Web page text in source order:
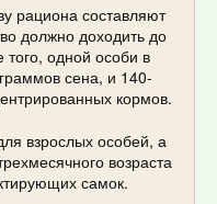
рациона составляют
должно доходить до
одной особи в
сена, и 140-
кормов.
взрослых особей, а
возраста
самок.